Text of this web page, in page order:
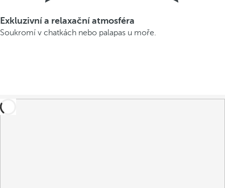
Exkluzivní a relaxační atmosféra
Soukromí v chatkách nebo palapas u moře.